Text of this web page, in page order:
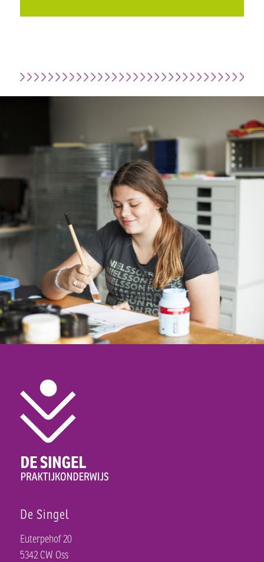
De Singel
Euterpehof 20
5342 CW Oss